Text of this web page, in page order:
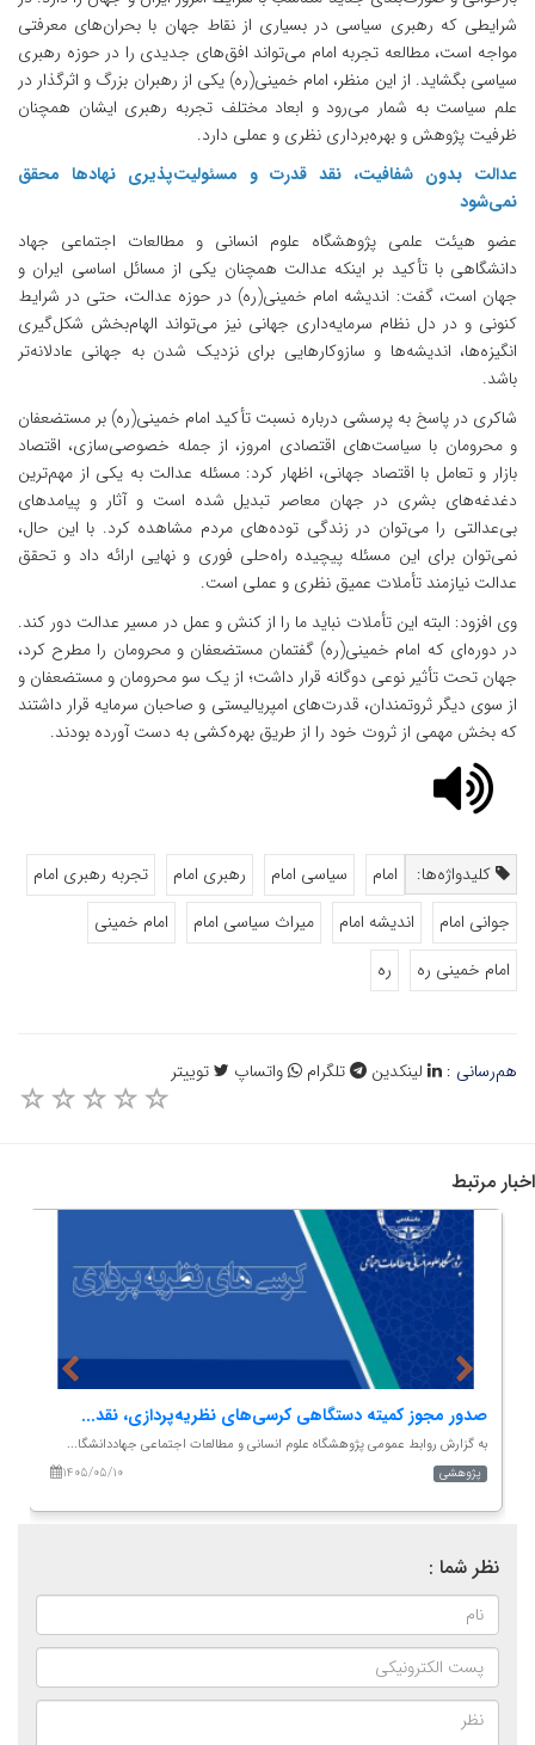
شرایطی که رهبری سیاسی در بسیاری از نقاط جهان با بحران‌های معرفتی
مواجه است، مطالعه تجربه امام می‌تواند افق‌های جدیدی را در حوزه رهبری
سیاسی بگشاید. از این منظر، امام خمینی(ره) یکی از رهبران بزرگ و اثرگذار در
علم سیاست به شمار می‌رود و ابعاد مختلف تجربه رهبری ایشان همچنان
ظرفیت پژوهش و بهره‌برداری نظری و عملی دارد.
عدالت بدون شفافیت، نقد قدرت و مسئولیت‌پذیری نهادها محقق
نمی‌شود
عضو هیئت علمی پژوهشگاه علوم انسانی و مطالعات اجتماعی جهاد
دانشگاهی با تأکید بر اینکه عدالت همچنان یکی از مسائل اساسی ایران و
جهان است، گفت: اندیشه امام خمینی(ره) در حوزه عدالت، حتی در شرایط
کنونی و در دل نظام سرمایه‌داری جهانی نیز می‌تواند الهام‌بخش شکل‌گیری
انگیزه‌ها، اندیشه‌ها و سازوکارهایی برای نزدیک شدن به جهانی عادلانه‌تر
باشد.
شاکری در پاسخ به پرسشی درباره نسبت تأکید امام خمینی(ره) بر مستضعفان
و محرومان با سیاست‌های اقتصادی امروز، از جمله خصوصی‌سازی، اقتصاد
بازار و تعامل با اقتصاد جهانی، اظهار کرد: مسئله عدالت به یکی از مهم‌ترین
دغدغه‌های بشری در جهان معاصر تبدیل شده است و آثار و پیامدهای
بی‌عدالتی را می‌توان در زندگی توده‌های مردم مشاهده کرد. با این حال،
نمی‌توان برای این مسئله پیچیده راه‌حلی فوری و نهایی ارائه داد و تحقق
عدالت نیازمند تأملات عمیق نظری و عملی است.
وی افزود: البته این تأملات نباید ما را از کنش و عمل در مسیر عدالت دور کند.
در دوره‌ای که امام خمینی(ره) گفتمان مستضعفان و محرومان را مطرح کرد،
جهان تحت تأثیر نوعی دوگانه قرار داشت؛ از یک سو محرومان و مستضعفان و
از سوی دیگر ثروتمندان، قدرت‌های امپریالیستی و صاحبان سرمایه قرار داشتند
که بخش مهمی از ثروت خود را از طریق بهره‌کشی به دست آورده بودند.
کلیدواژه‌ها: امام سیاسی امام رهبری امام
تجربه رهبری امام
جوانی امام
اندیشه امام میراث سیاسی امام
امام خمینی
امام خمینی ره
ره
هم‌رسانی : لینکدین تلگرام واتساپ توییتر
اخبار مرتبط
برگزاری سلسله‌نشست‌های علمی‌ـ‌تخصصی «پردیس خانواده...
به گزارش روابط عمومی پژوهشگاه، طرح مطالعات اجتماعی احداث «پردیس...
۱۴۰۴/۰۷/۳۰
نشست و سخنرانی ها
نظر شما :